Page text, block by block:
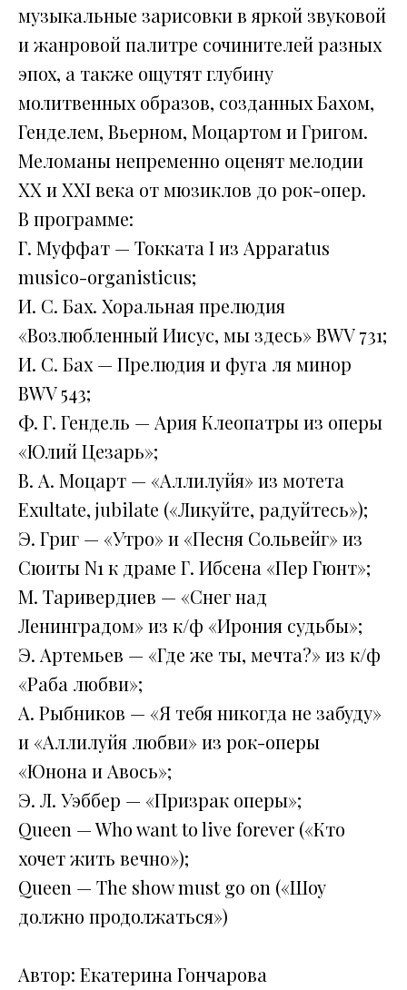
музыкальные зарисовки в яркой звуковой
и жанровой палитре сочинителей разных
эпох, а также ощутят глубину
молитвенных образов, созданных Бахом,
Генделем, Вьерном, Моцартом и Григом.
Меломаны непременно оценят мелодии
XX и XXI века от мюзиклов до рок-опер.
В программе:
Г. Муффат — Токката I из Apparatus
musico-organisticus;
И. С. Бах. Хоральная прелюдия
«Возлюбленный Иисус, мы здесь» BWV 731;
И. С. Бах — Прелюдия и фуга ля минор
BWV 543;
Ф. Г. Гендель — Ария Клеопатры из оперы
«Юлий Цезарь»;
В. А. Моцарт — «Аллилуйя» из мотета
Exultate, jubilate («Ликуйте, радуйтесь»);
Э. Григ — «Утро» и «Песня Сольвейг» из
Сюиты N1 к драме Г. Ибсена «Пер Гюнт»;
М. Таривердиев — «Снег над
Ленинградом» из к/ф «Ирония судьбы»;
Э. Артемьев — «Где же ты, мечта?» из к/ф
«Раба любви»;
А. Рыбников — «Я тебя никогда не забуду»
и «Аллилуйя любви» из рок-оперы
«Юнона и Авось»;
Э. Л. Уэббер — «Призрак оперы»;
Queen — Who want to live forever («Кто
хочет жить вечно»);
Queen — The show must go on («Шоу
должно продолжаться»)
Автор: Екатерина Гончарова